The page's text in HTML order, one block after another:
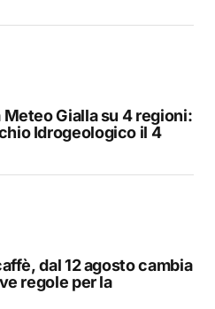
Gialla su 4 regioni:
Idrogeologico il 4
dal 12 agosto cambia
regole per la